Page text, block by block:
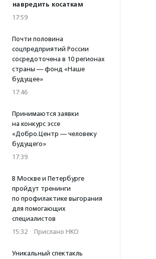
навредить косаткам
17:59
Почти половина
соцпредприятий России
сосредоточена в 10 регионах
страны — фонд «Наше
будущее»
17:46
Принимаются заявки
на конкурс эссе
«Добро.Центр — человеку
будущего»
17:39
В Москве и Петербурге
пройдут тренинги
по профилактике выгорания
для помогающих
специалистов
15:32 · Прислано НКО
Уникальный спектакль